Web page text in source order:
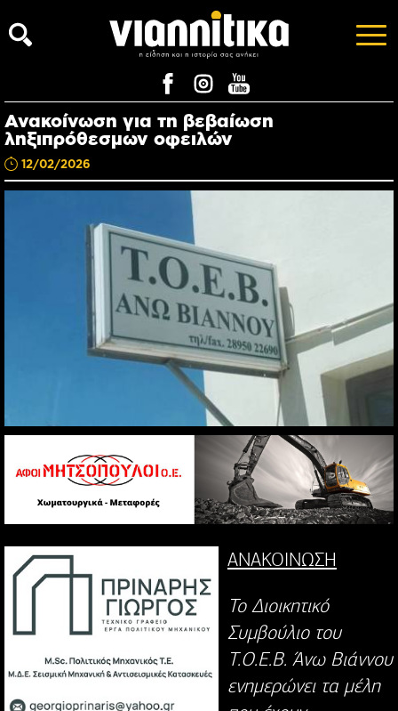
Ανακοίνωση για τη βεβαίωση
ληξιπρόθεσμων οφειλών
12/02/2026
ΑΝΑΚΟΙΝΩΣΗ
Το Διοικητικό
Συμβούλιο του
Τ.Ο.Ε.Β. Άνω Βιάννου
ενημερώνει τα μέλη